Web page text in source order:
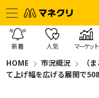
新着 人気 マーケット
HOME 市況概況
（
て上げ幅を広げる展開で